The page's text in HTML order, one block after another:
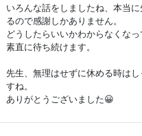
いろんな話をしましたね、本当
るので感謝しかありません。
どうしたらいいかわからなくな
素直に待ち続けます。
先生、無理はせずに休める時は
すね。
ありがとうございました😀